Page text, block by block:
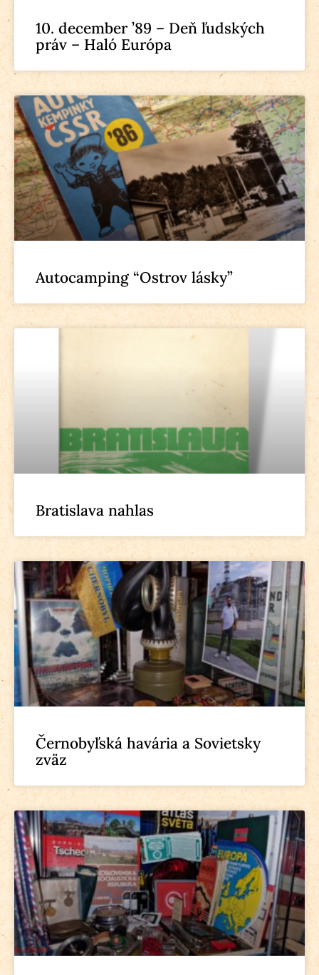
10. december ’89 – Deň ľudských
práv – Haló Európa
Autocamping “Ostrov lásky”
Bratislava nahlas
Černobyľská havária a Sovietsky
zväz